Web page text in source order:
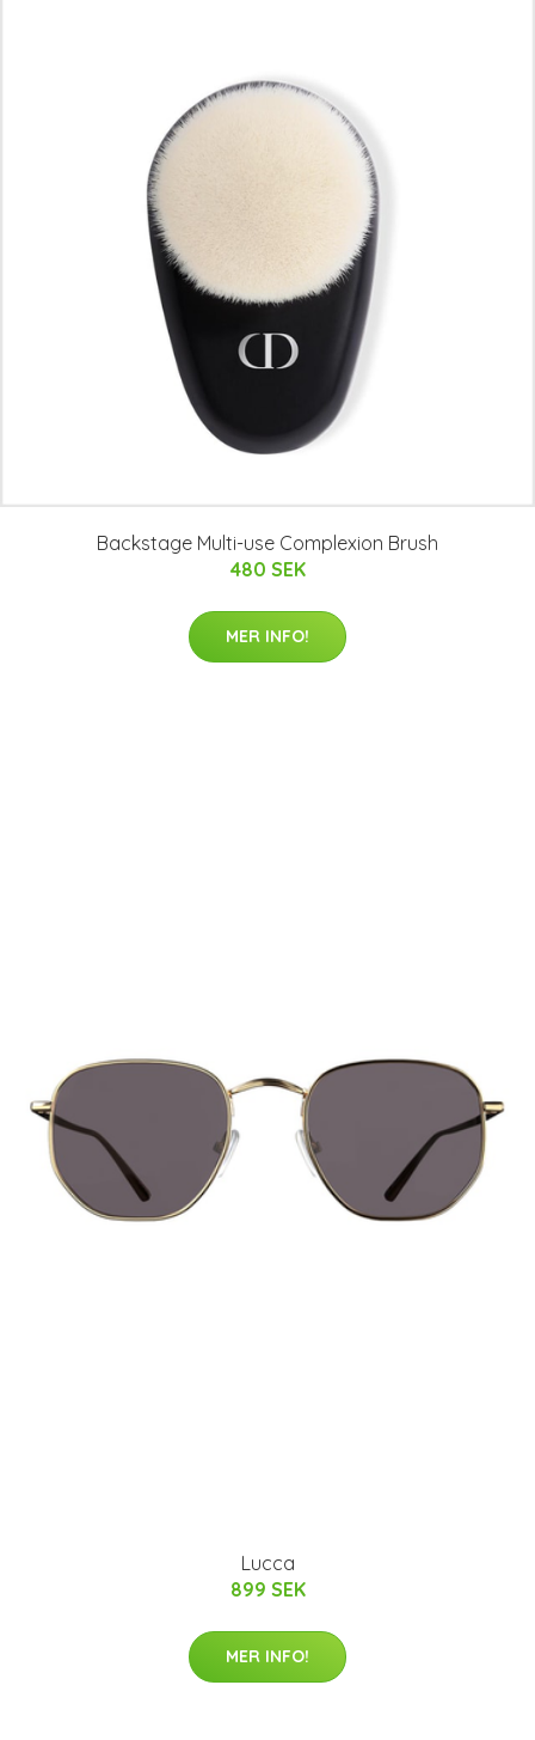
Backstage Multi-use Complexion Brush
480 SEK
MER INFO!
Lucca
899 SEK
MER INFO!